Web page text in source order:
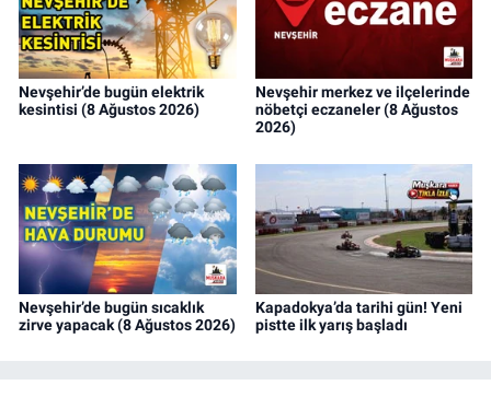
Nevşehir’de bugün elektrik
kesintisi (8 Ağustos 2026)
Nevşehir merkez ve ilçelerinde
nöbetçi eczaneler (8 Ağustos
2026)
Nevşehir’de bugün sıcaklık
zirve yapacak (8 Ağustos 2026)
Kapadokya’da tarihi gün! Yeni
pistte ilk yarış başladı